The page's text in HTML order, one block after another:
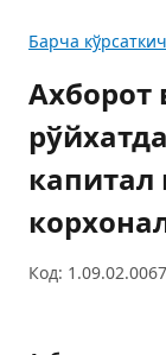
Барча
Ахборот
Код: